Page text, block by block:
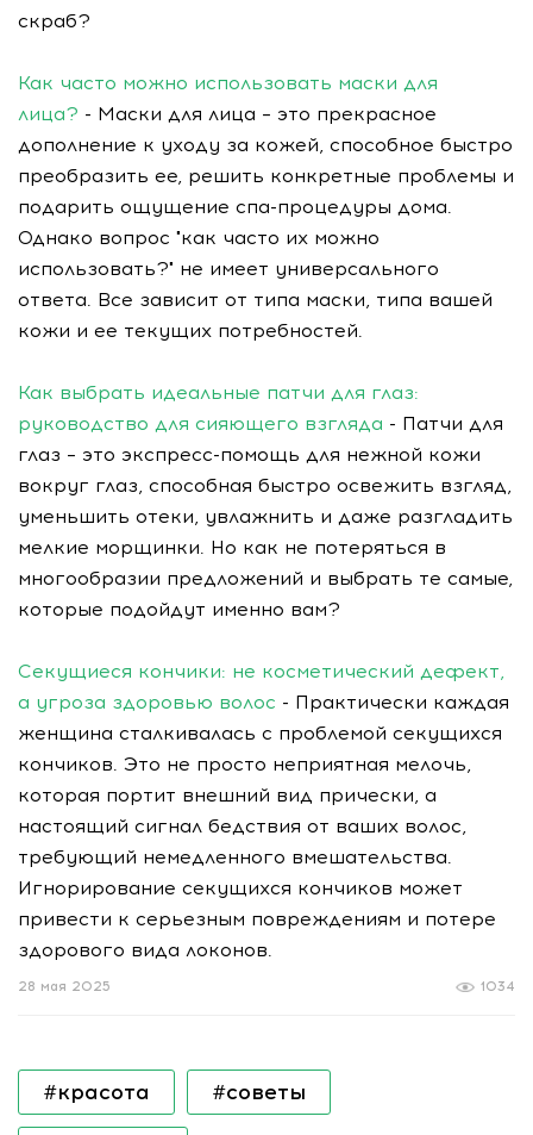
скраб?
Как часто можно использовать маски для
лица? - Маски для лица – это прекрасное
дополнение к уходу за кожей, способное быстро
преобразить ее, решить конкретные проблемы и
подарить ощущение спа-процедуры дома.
Однако вопрос "как часто их можно
использовать?" не имеет универсального
ответа. Все зависит от типа маски, типа вашей
кожи и ее текущих потребностей.
Как выбрать идеальные патчи для глаз:
руководство для сияющего взгляда - Патчи для
глаз – это экспресс-помощь для нежной кожи
вокруг глаз, способная быстро освежить взгляд,
уменьшить отеки, увлажнить и даже разгладить
мелкие морщинки. Но как не потеряться в
многообразии предложений и выбрать те самые,
которые подойдут именно вам?
Секущиеся кончики: не косметический дефект,
а угроза здоровью волос - Практически каждая
женщина сталкивалась с проблемой секущихся
кончиков. Это не просто неприятная мелочь,
которая портит внешний вид прически, а
настоящий сигнал бедствия от ваших волос,
требующий немедленного вмешательства.
Игнорирование секущихся кончиков может
привести к серьезным повреждениям и потере
здорового вида локонов.
1034
28 мая 2025
#красота #советы